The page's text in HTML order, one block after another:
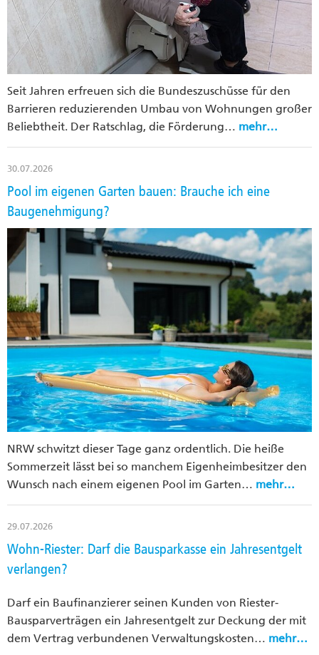
Seit Jahren erfreuen sich die Bundeszuschüsse für den
Barrieren reduzierenden Umbau von Wohnungen großer
Beliebtheit. Der Ratschlag, die Förderung… mehr…
30.07.2026
Pool im eigenen Garten bauen: Brauche ich eine
Baugenehmigung?
NRW schwitzt dieser Tage ganz ordentlich. Die heiße
Sommerzeit lässt bei so manchem Eigenheimbesitzer den
Wunsch nach einem eigenen Pool im Garten… mehr…
29.07.2026
Wohn-Riester: Darf die Bausparkasse ein Jahresentgelt
verlangen?
Darf ein Baufinanzierer seinen Kunden von Riester-
Bausparverträgen ein Jahresentgelt zur Deckung der mit
dem Vertrag verbundenen Verwaltungskosten… mehr…